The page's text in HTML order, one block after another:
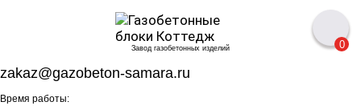
Завод газобетонных изделий
zakaz@gazobeton-samara.ru
Время работы:
0